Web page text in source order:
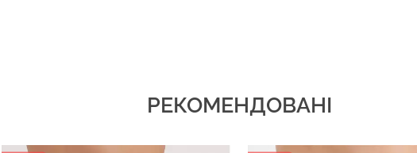
РЕКОМЕНДОВАНІ